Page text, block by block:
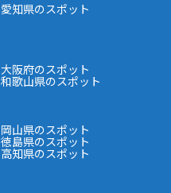
愛知県のスポット
大阪府のスポット
和歌山県のスポット
岡山県のスポット
徳島県のスポット
高知県のスポット